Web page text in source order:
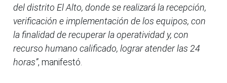
del distrito El Alto, donde se realizará la recepción,
verificación e implementación de los equipos, con
la finalidad de recuperar la operatividad y, con
recurso humano calificado, lograr atender las 24
horas”, manifestó.